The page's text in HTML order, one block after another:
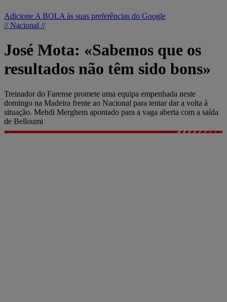
Adicione A BOLA às suas preferências do Google
// Nacional //
José Mota: «Sabemos que os
resultados não têm sido bons»
Treinador do Farense promete uma equipa empenhada neste
domingo na Madeira frente ao Nacional para tentar dar a volta à
situação. Mehdi Merghem apontado para a vaga aberta com a saída
de Belloumi